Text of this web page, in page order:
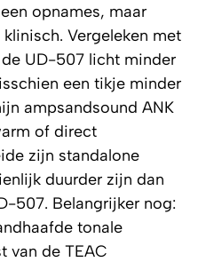
opnames, maar
Vergeleken met
UD-507 licht minder
een tikje minder
ampsandsound ANK
of direct
zijn standalone
duurder zijn dan
507. Belangrijker nog:
tonale
van de TEAC